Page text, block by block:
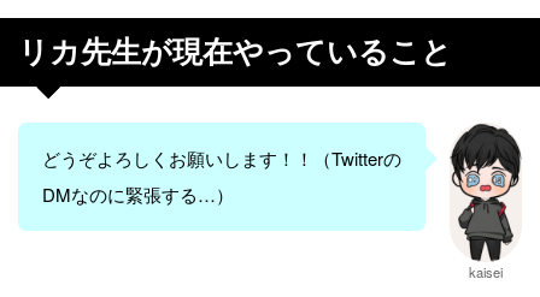
リカ先生が現在やっていること
どうぞよろしくお願いします！！（Twitterの
DMなのに緊張する…）
kaisei